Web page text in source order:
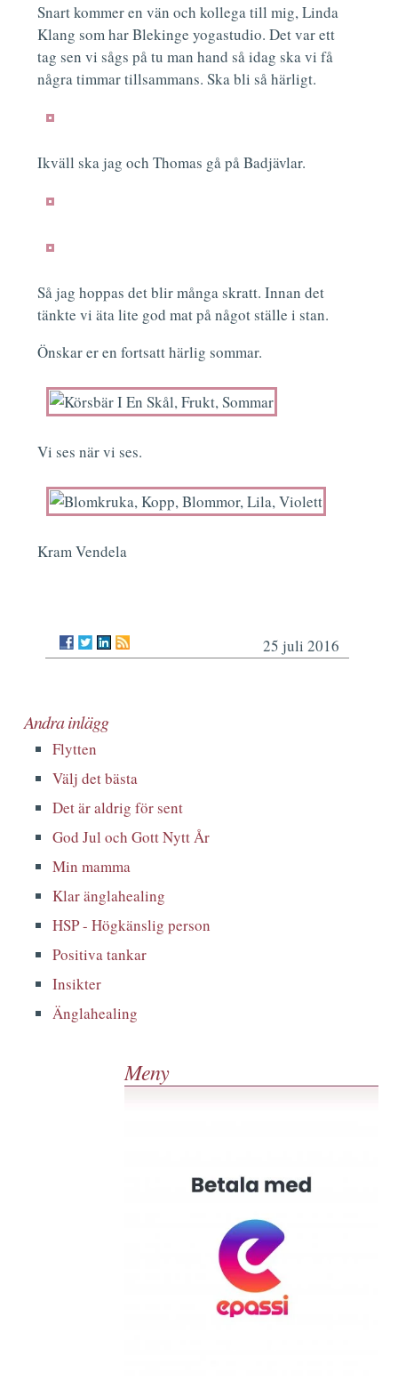
Snart kommer en vän och kollega till mig, Linda
Klang som har Blekinge yogastudio. Det var ett
tag sen vi sågs på tu man hand så idag ska vi få
några timmar tillsammans. Ska bli så härligt.
Ikväll ska jag och Thomas gå på Badjävlar.
Så jag hoppas det blir många skratt. Innan det
tänkte vi äta lite god mat på något ställe i stan.
Önskar er en fortsatt härlig sommar.
Vi ses när vi ses.
Kram Vendela
25 juli 2016
Andra inlägg
Flytten
Välj det bästa
Det är aldrig för sent
God Jul och Gott Nytt År
Min mamma
Klar änglahealing
HSP - Högkänslig person
Positiva tankar
Insikter
Änglahealing
Meny